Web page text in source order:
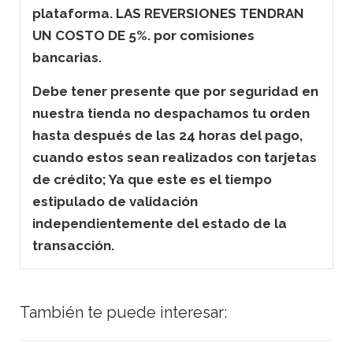
plataforma. LAS REVERSIONES TENDRAN
UN COSTO DE 5%. por comisiones
bancarias.
Debe tener presente que por seguridad en
nuestra tienda no despachamos tu orden
hasta después de las 24 horas del pago,
cuando estos sean realizados con tarjetas
de crédito; Ya que este es el tiempo
estipulado de validación
independientemente del estado de la
transacción.
También te puede interesar: